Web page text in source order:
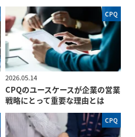
CPQ
2026.05.14
CPQのユースケースが企業の営業
戦略にとって重要な理由とは
CPQ